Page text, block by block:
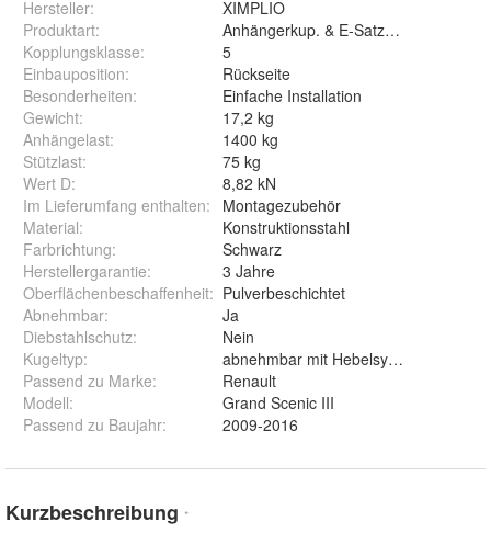
Hersteller:
XIMPLIO
Produktart:
Anhängerkup. & E-Satz komplett
Kopplungsklasse:
5
Einbauposition:
Rückseite
Besonderheiten:
Einfache Installation
Gewicht:
17,2 kg
Anhängelast:
1400 kg
Stützlast:
75 kg
Wert D:
8,82 kN
Im Lieferumfang enthalten:
Montagezubehör
Material:
Konstruktionsstahl
Farbrichtung:
Schwarz
Herstellergarantie:
3 Jahre
Oberflächenbeschaffenheit: Pulverbeschichtet
Abnehmbar:
Ja
Diebstahlschutz:
Nein
Kugeltyp:
abnehmbar mit Hebelsystem
Passend zu Marke:
Renault
Modell:
Grand Scenic III
Passend zu Baujahr: 2009-2016
Kurzbeschreibung *